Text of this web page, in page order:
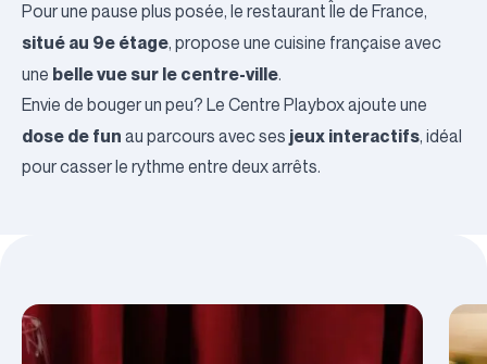
Pour une pause plus posée, le restaurant Île de France,
situé au 9e étage, propose une cuisine française avec
une belle vue sur le centre-ville.
Envie de bouger un peu? Le Centre Playboxajoute une
dose de fun au parcours avec ses jeux interactifs, idéal
pour casser le rythme entre deux arrêts.